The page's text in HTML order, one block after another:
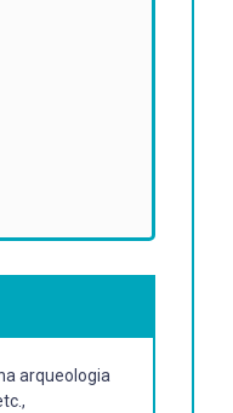
arqueologia